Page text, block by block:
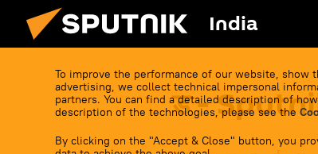
India
To improve the performance of our website, show
advertising, we collect technical impersonal
partners. You can find a detailed description of
description of the technologies, please see the
By clicking on the "Accept & Close" button, you
ड -